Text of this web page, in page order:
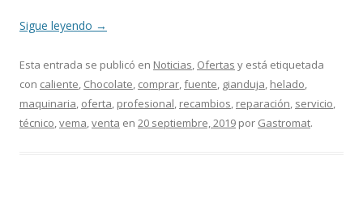
Sigue leyendo →
Esta entrada se publicó en Noticias, Ofertas y está etiquetada
con caliente, Chocolate, comprar,fuente, gianduja, helado,
maquinaria, oferta, profesional, recambios, reparación, servicio,
técnico,vema,venta en 20 septiembre, 2019 por Gastromat.